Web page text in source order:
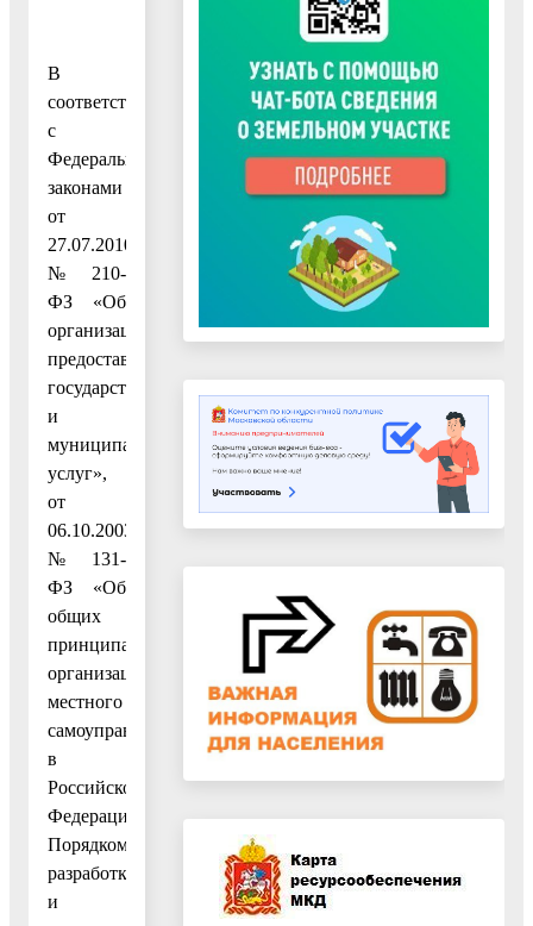
В
соответствии
с
Федеральными
законами
от
27.07.2010
№ 210-
ФЗ «Об
организации
предоставления
государственных
и
муниципальных
услуг»,
от
06.10.2003
№ 131-
ФЗ «Об
общих
принципах
организации
местного
самоуправления
в
Российской
Федерации»,
Порядком
разработки
и